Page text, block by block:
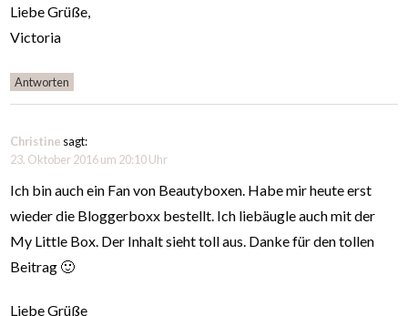
Liebe Grüße,
Victoria
Antworten
Christine sagt:
23. Oktober 2016 um 20:10 Uhr
Ich bin auch ein Fan von Beautyboxen. Habe mir heute erst
wieder die Bloggerboxx bestellt. Ich liebäugle auch mit der
My Little Box. Der Inhalt sieht toll aus. Danke für den tollen
Beitrag 🙂
Liebe Grüße